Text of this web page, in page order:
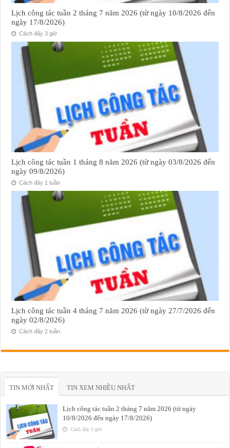
Lịch công tác tuần 2 tháng 7 năm 2026 (từ ngày 10/8/2026 đến
ngày 17/8/2026)
Cách đây 3 giờ
Lịch công tác tuần 1 tháng 8 năm 2026 (từ ngày 03/8/2026 đến
ngày 09/8/2026)
Cách đây 1 tuần
Lịch công tác tuần 4 tháng 7 năm 2026 (từ ngày 27/7/2026 đến
ngày 02/8/2026)
Cách đây 2 tuần
TIN MỚI NHẤT TIN XEM NHIỀU NHẤT
Lịch công tác tuần 2 tháng 7 năm 2026 (từ ngày
10/8/2026 đến ngày 17/8/2026)
Cách đây 3 giờ